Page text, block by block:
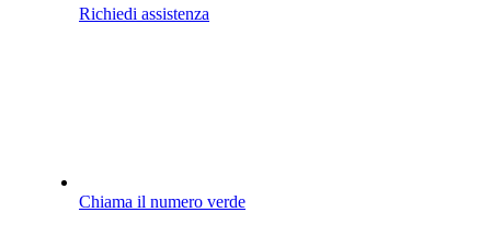
Richiedi assistenza
Chiama il numero verde